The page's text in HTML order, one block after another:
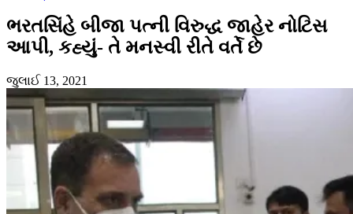
ભરતસિંહે બીજા પત્ની વિરુદ્ધ જાહેર નોટિસ
આપી, કહ્યું- તે મનસ્વી રીતે વર્તે છે
જુલાઈ 13, 2021